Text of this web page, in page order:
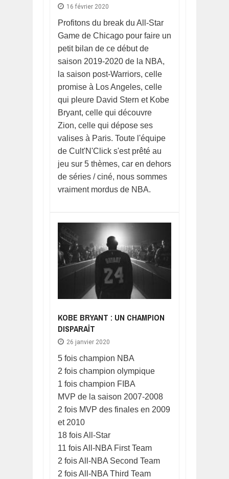
16 février 2020
Profitons du break du All-Star
Game de Chicago pour faire un
petit bilan de ce début de
saison 2019-2020 de la NBA,
la saison post-Warriors, celle
promise à Los Angeles, celle
qui pleure David Stern et Kobe
Bryant, celle qui découvre
Zion, celle qui dépose ses
valises à Paris. Toute l'équipe
de Cult'N'Click s'est prêté au
jeu sur 5 thèmes, car en dehors
de séries / ciné, nous sommes
vraiment mordus de NBA.
KOBE BRYANT : UN CHAMPION
DISPARAÎT
26 janvier 2020
5 fois champion NBA
2 fois champion olympique
1 fois champion FIBA
MVP de la saison 2007-2008
2 fois MVP des finales en 2009
et 2010
18 fois All-Star
11 fois All-NBA First Team
2 fois All-NBA Second Team
2 fois All-NBA Third Team